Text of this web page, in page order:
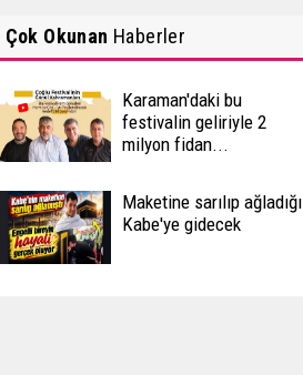
Çok Okunan Haberler
Karaman'daki bu
festivalin geliriyle 2
milyon fidan...
Maketine sarılıp ağladığı
Kabe'ye gidecek